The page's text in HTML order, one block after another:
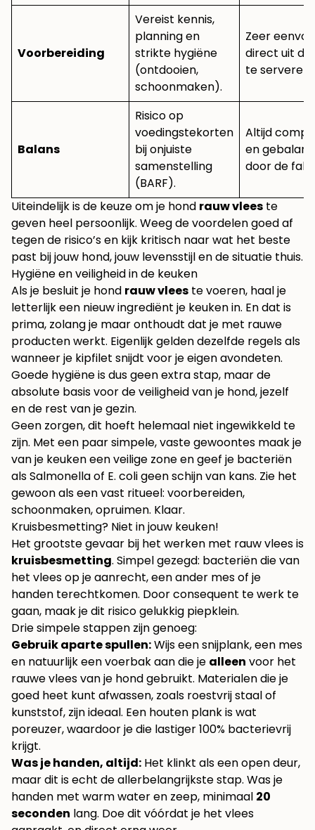
Voorbereiding
Vereist kennis,
planning en
strikte hygiëne
(ontdooien,
schoonmaken).
Zeer
direct uit de
te serveren.
Balans
Risico op
voedingstekorten
bij onjuiste
samenstelling
(BARF).
Altijd
en
door de
Uiteindelijk is de keuze om je hond rauw vlees te
geven heel persoonlijk. Weeg de voordelen goed af
tegen de risico’s en kijk kritisch naar wat het beste
past bij jouw hond, jouw levensstijl en de situatie thuis.
Hygiëne en veiligheid in de keuken
Als je besluit je hond rauw vlees te voeren, haal je
letterlijk een nieuw ingrediënt je keuken in. En dat is
prima, zolang je maar onthoudt dat je met rauwe
producten werkt. Eigenlijk gelden dezelfde regels als
wanneer je kipfilet snijdt voor je eigen avondeten.
Goede hygiëne is dus geen extra stap, maar de
absolute basis voor de veiligheid van je hond, jezelf
en de rest van je gezin.
Geen zorgen, dit hoeft helemaal niet ingewikkeld te
zijn. Met een paar simpele, vaste gewoontes maak je
van je keuken een veilige zone en geef je bacteriën
als Salmonella of E. coli geen schijn van kans. Zie het
gewoon als een vast ritueel: voorbereiden,
schoonmaken, opruimen. Klaar.
Kruisbesmetting? Niet in jouw keuken!
Het grootste gevaar bij het werken met rauw vlees is
kruisbesmetting. Simpel gezegd: bacteriën die van
het vlees op je aanrecht, een ander mes of je
handen terechtkomen. Door consequent te werk te
gaan, maak je dit risico gelukkig piepklein.
Drie simpele stappen zijn genoeg:
Gebruik aparte spullen:Wijs een snijplank, een mes
en natuurlijk een voerbak aan die je alleen voor het
rauwe vlees van je hond gebruikt. Materialen die je
goed heet kunt afwassen, zoals roestvrij staal of
kunststof, zijn ideaal. Een houten plank is wat
poreuzer, waardoor je die lastiger 100% bacterievrij
krijgt.
Was je handen, altijd: Het klinkt als een open deur,
maar dit is echt de allerbelangrijkste stap. Was je
handen met warm water en zeep, minimaal 20
seconden lang. Doe dit vóórdat je het vlees